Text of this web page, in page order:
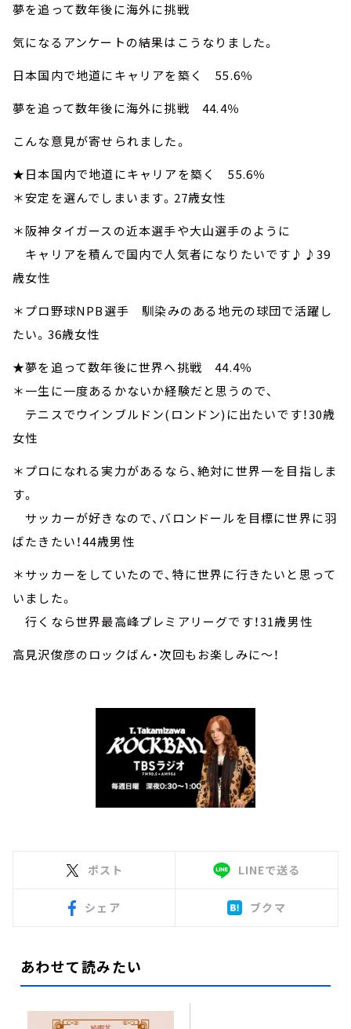
夢を追って数年後に海外に挑戦
気になるアンケートの結果はこうなりました。
日本国内で地道にキャリアを築く 55.6％
夢を追って数年後に海外に挑戦 44.4％
こんな意見が寄せられました。
★日本国内で地道にキャリアを築く 55.6％
＊安定を選んでしまいます。27歳女性
＊阪神タイガースの近本選手や大山選手のように
キャリアを積んで国内で人気者になりたいです♪♪39
歳女性
＊プロ野球NPB選手 馴染みのある地元の球団で活躍し
たい。36歳女性
★夢を追って数年後に世界へ挑戦 44.4％
＊一生に一度あるかないか経験だと思うので、
テニスでウインブルドン(ロンドン)に出たいです！30歳
女性
＊プロになれる実力があるなら、絶対に世界一を目指しま
す。
サッカーが好きなので、バロンドールを目標に世界に羽
ばたきたい！44歳男性
＊サッカーをしていたので、特に世界に行きたいと思って
いました。
行くなら世界最高峰プレミアリーグです！31歳男性
高見沢俊彦のロックばん・次回もお楽しみに～！
ポスト LINEで送る
シェア ブクマ
あわせて読みたい